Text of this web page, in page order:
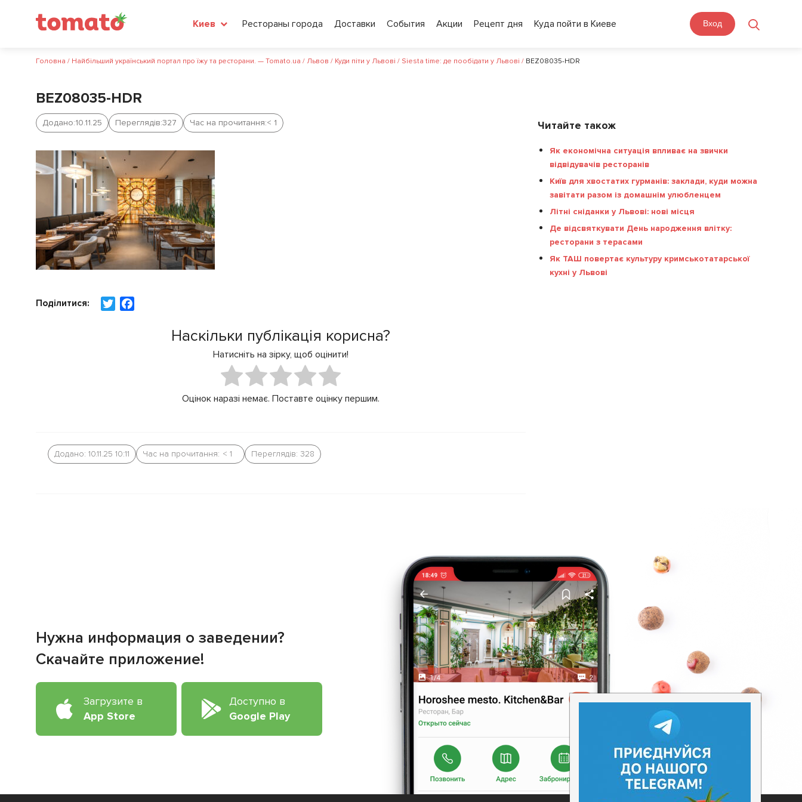
Киев Рестораны города Доставки События Акции Рецепт дня Куда пойти в Киеве Вход
Головна / Найбільший український портал про їжу та ресторани. — Tomato.ua / Львов / Куди піти у Львові / Siesta time: де пообідати у Львові / BEZ08035-HDR
BEZ08035-HDR
Додано:10.11.25 Переглядів:327 Час на прочитання:< 1
Поділитися:
Наскільки публікація корисна?
Натисніть на зірку, щоб оцінити!
Оцінок наразі немає. Поставте оцінку першим.
Додано: 10.11.25 10:11 Час на прочитання: < 1 Переглядів: 328
Читайте також
Як економічна ситуація впливає на звички
відвідувачів ресторанів
Київ для хвостатих гурманів: заклади, куди можна
завітати разом із домашнім улюбленцем
Літні сніданки у Львові: нові місця
Де відсвяткувати День народження влітку:
ресторани з терасами
Як ТАШ повертає культуру кримськотатарської
кухні у Львові
Нужна информация о заведении?
Скачайте приложение!
Загрузите в
App Store
Доступно в
Google Play